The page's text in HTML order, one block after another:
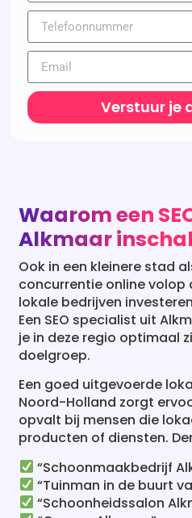
Verstuur je
Waarom een
Alkmaar
Ook in een kleinere stad
concurrentie online volop
lokale bedrijven
Een SEO specialist uit
je in deze regio optimaal
doelgroep.
Een goed uitgevoerde
Noord-Holland zorgt
opvalt bij mensen die
producten of diensten.
“Schoonmaakbedrijf
“Tuinman in de buurt
“Schoonheidssalon